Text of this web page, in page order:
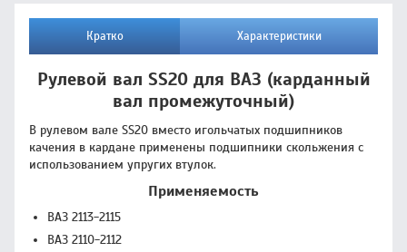
Кратко Характеристики
Рулевой вал SS20 для ВАЗ (карданный
вал промежуточный)
В рулевом вале SS20 вместо игольчатых подшипников
качения в кардане применены подшипники скольжения с
использованием упругих втулок.
Применяемость
ВАЗ 2113-2115
ВАЗ 2110-2112